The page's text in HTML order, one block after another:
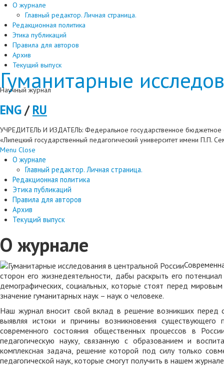
О журнале
Главный редактор. Личная страница.
Редакционная политика
Этика публикаций
Правила для авторов
Архив
Текущий выпуск
Гуманитарные
Научный журнал
ENG/RU
УЧРЕДИТЕЛЬ И ИЗДАТЕЛЬ: Федеральное государственное бюджетное
«Липецкий государственный педагогический университет имени П.П.
Menu Close
О журнале
Главный редактор. Личная страница.
Редакционная политика
Этика публикаций
Правила для авторов
Архив
Текущий выпуск
О журнале
сторон его жизнедеятельности, дабы раскрыть его
демографических, социальных, которые стоят перед
значение гуманитарных наук – наук о человеке.
Наш журнал вносит свой вклад в решение возникших перед
выявляя истоки и причины возникновения
современного состояния общественных процессов в
педагогическую науку, связанную с образованием и
комплексная задача, решение которой под силу только
педагогической наук, которые смогут получить в нашем